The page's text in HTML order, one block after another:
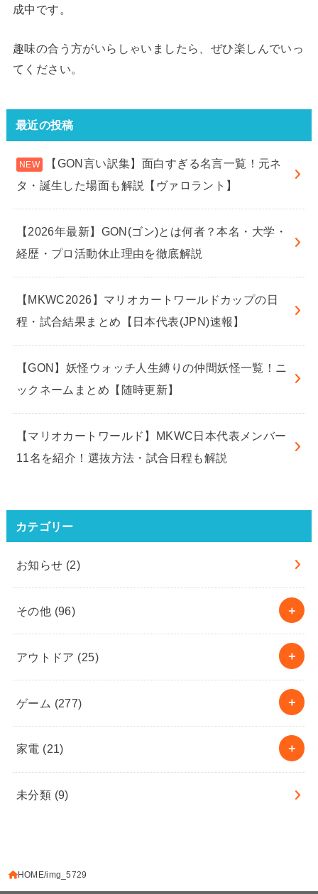
成中です。
趣味の合う方がいらしゃいましたら、ぜひ楽しんでいっ
てください。
最近の投稿
【GON言い訳集】面白すぎる名言一覧！元ネ
タ・誕生した場面も解説【ヴァロラント】
【2026年最新】GON(ゴン)とは何者？本名・大学・
経歴・プロ活動休止理由を徹底解説
【MKWC2026】マリオカートワールドカップの日
程・試合結果まとめ【日本代表(JPN)速報】
【GON】妖怪ウォッチ人生縛りの仲間妖怪一覧！ニ
ックネームまとめ【随時更新】
【マリオカートワールド】MKWC日本代表メンバー
11名を紹介！選抜方法・試合日程も解説
カテゴリー
お知らせ (2)
その他 (96)
アウトドア (25)
ゲーム (277)
家電 (21)
未分類 (9)
HOME img_5729